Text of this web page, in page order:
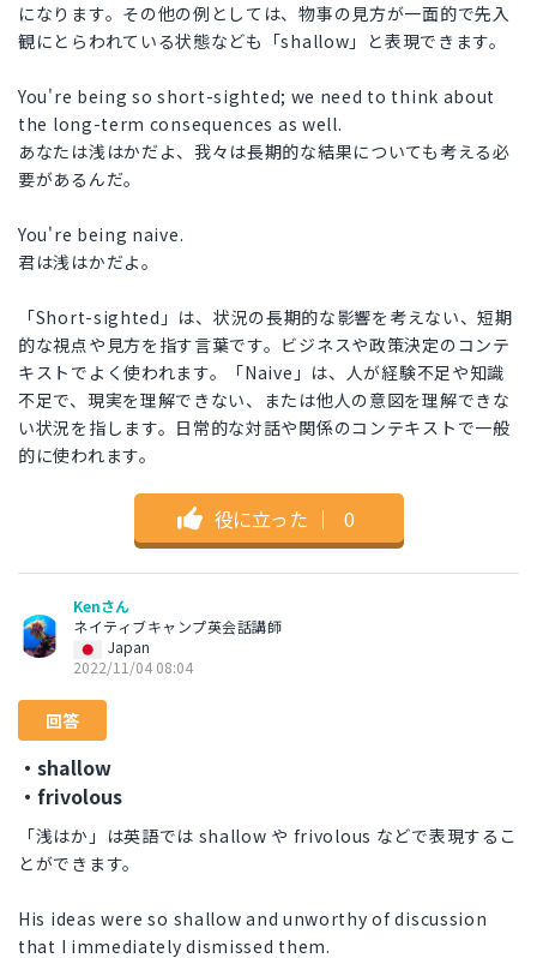
になります。その他の例としては、物事の見方が一面的で先入
観にとらわれている状態なども「shallow」と表現できます。
You're being so short-sighted; we need to think about
the long-term consequences as well.
あなたは浅はかだよ、我々は長期的な結果についても考える必
要があるんだ。
You're being naive.
君は浅はかだよ。
「Short-sighted」は、状況の長期的な影響を考えない、短期
的な視点や見方を指す言葉です。ビジネスや政策決定のコンテ
キストでよく使われます。「Naive」は、人が経験不足や知識
不足で、現実を理解できない、または他人の意図を理解できな
い状況を指します。日常的な対話や関係のコンテキストで一般
的に使われます。
役に立った ｜ 0
Kenさん
ネイティブキャンプ英会話講師
Japan
2022/11/04 08:04
回答
・shallow
・frivolous
「浅はか」は英語では shallow や frivolous などで表現するこ
とができます。
His ideas were so shallow and unworthy of discussion
that I immediately dismissed them.